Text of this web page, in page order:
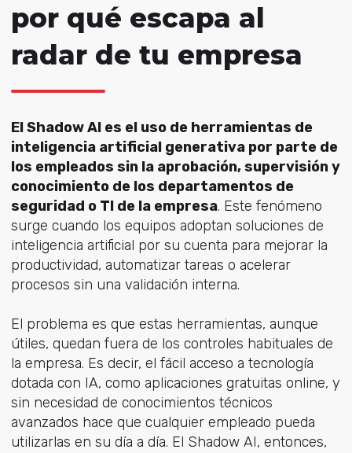
por qué escapa al
radar de tu empresa
El Shadow AI es el uso de herramientas de
inteligencia artificial generativa por parte de
los empleados sin la aprobación, supervisión y
conocimiento de los departamentos de
seguridad o TI de la empresa. Este fenómeno
surge cuando los equipos adoptan soluciones de
inteligencia artificial por su cuenta para mejorar la
productividad, automatizar tareas o acelerar
procesos sin una validación interna.
El problema es que estas herramientas, aunque
útiles, quedan fuera de los controles habituales de
la empresa. Es decir, el fácil acceso a tecnología
dotada con IA, como aplicaciones gratuitas online, y
sin necesidad de conocimientos técnicos
avanzados hace que cualquier empleado pueda
utilizarlas en su día a día. El Shadow AI, entonces,